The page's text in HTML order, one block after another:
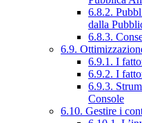
6.8.2.
dalla
6.8.3.
6.9.
6.9.1. I
6.9.2. I
6.9.3.
Console
6.10. Gestire i